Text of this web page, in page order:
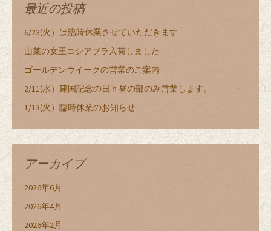
最近の投稿
6/23(火）は臨時休業させていただきます
山菜の女王コシアブラ入荷しました
ゴールデンウイークの営業のご案内
2/11(水）建国記念の日ｈ昼の部のみ営業します。
1/13(火）臨時休業のお知らせ
アーカイブ
2026年6月
2026年4月
2026年2月